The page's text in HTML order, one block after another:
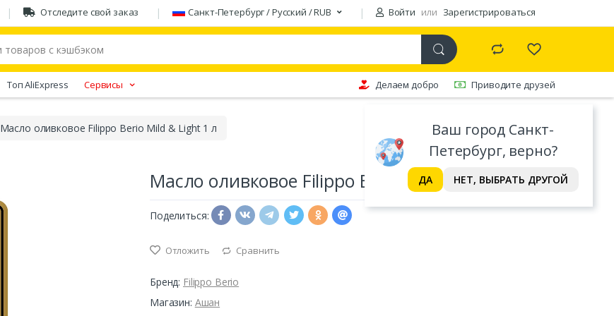
Отследите свой заказ Санкт-Петербург / Русский / RUB Войти или Зарегистрироваться
Ваш город Санкт-
Петербург, верно?
ДА НЕТ, ВЫБРАТЬ ДРУГОЙ
Tоп AliExpress Сервисы Делаем добро Приводите друзей
Масло оливковое Filippo Berio Mild & Light 1 л
Масло оливковое Filippo Berio Mild & Light 1 л
Поделиться:
Отложить Сравнить
Бренд: Filippo Berio
Магазин: Ашан